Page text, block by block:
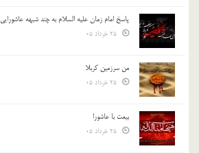
پاسخ امام زمان علیه السلام به چند شبهه عاشورایی
من سرزمین کربلا
بیعت با عاشورا